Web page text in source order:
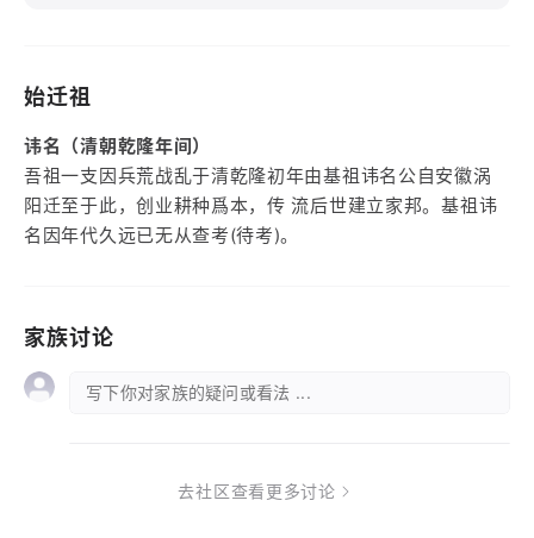
始迁祖
讳名（清朝乾隆年间）
吾祖一支因兵荒战乱于清乾隆初年由基祖讳名公自安徽涡
阳迁至于此，创业耕种爲本，传 流后世建立家邦。基祖讳
名因年代久远已无从查考(待考)。
家族讨论
写下你对家族的疑问或看法 ...
去社区查看更多讨论